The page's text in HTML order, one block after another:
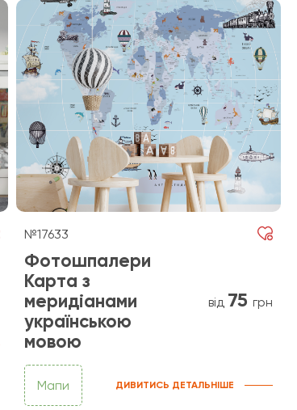
№17633
Фотошпалери
Карта з
меридіанами
українською
мовою
від 75 грн
Мапи ДИВИТИСЬ ДЕТАЛЬНІШЕ